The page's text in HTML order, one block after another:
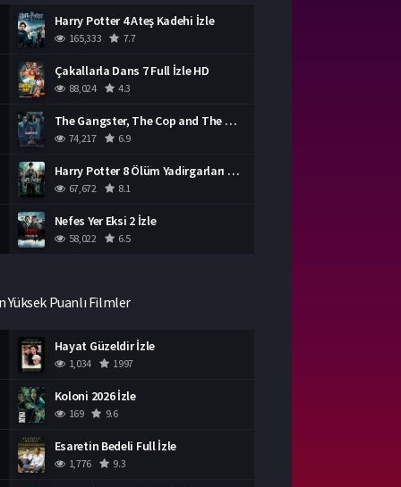
Harry Potter 4 Ateş Kadehi İzle
165,333 7.7
Çakallarla Dans 7 Full İzle HD
88,024 4.3
The Gangster, The Cop and The Devil Türkçe Dublaj İzle
74,217 6.9
Harry Potter 8 Ölüm Yadirgarları Bölüm 2 İzle
67,672 8.1
Nefes Yer Eksi 2 İzle
58,022 6.5
Yüksek Puanlı Filmler
Hayat Güzeldir İzle
1,034 1997
Koloni 2026 İzle
169 9.6
Esaretin Bedeli Full İzle
1,776 9.3